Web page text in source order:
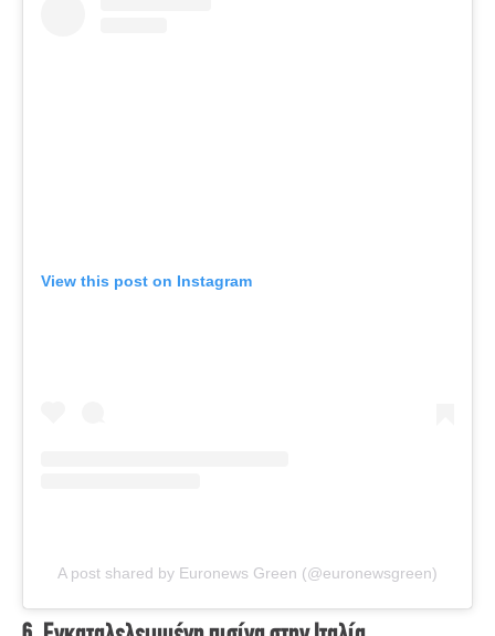
View this post on Instagram
A post shared by Euronews Green (@euronewsgreen)